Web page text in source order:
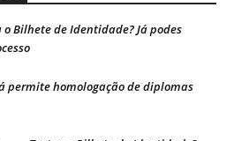
o Bilhete de Identidade? Já podes
permite homologação de diplomas